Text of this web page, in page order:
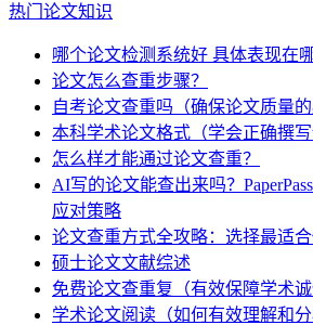
热门论文知识
哪个论文检测系统好 具体表现在
论文怎么查重步骤？
自考论文查重吗（确保论文质量的
本科学术论文格式（学会正确撰写
怎么样才能通过论文查重？
AI写的论文能查出来吗？
应对策略
论文查重方式全攻略：选择最适
硕士论文文献综述
免费论文查重复（有效保障学术诚
学术论文阅读（如何有效理解和分